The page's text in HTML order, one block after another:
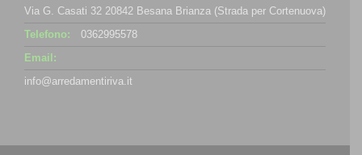
Via G. Casati 32 20842 Besana Brianza (Strada per Cortenuova)
Telefono:
0362995578
Email:
info@arredamentiriva.it